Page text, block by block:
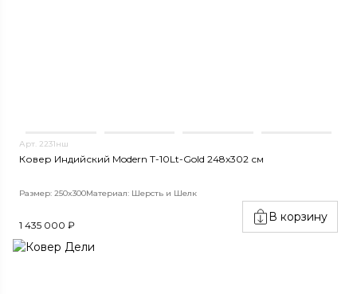
Арт. 2231нш
Ковер Индийский Modern T-10Lt-Gold 248x302 см
Размер: 250x300Материал: Шерсть и Шелк
1 435 000 ₽
В корзину